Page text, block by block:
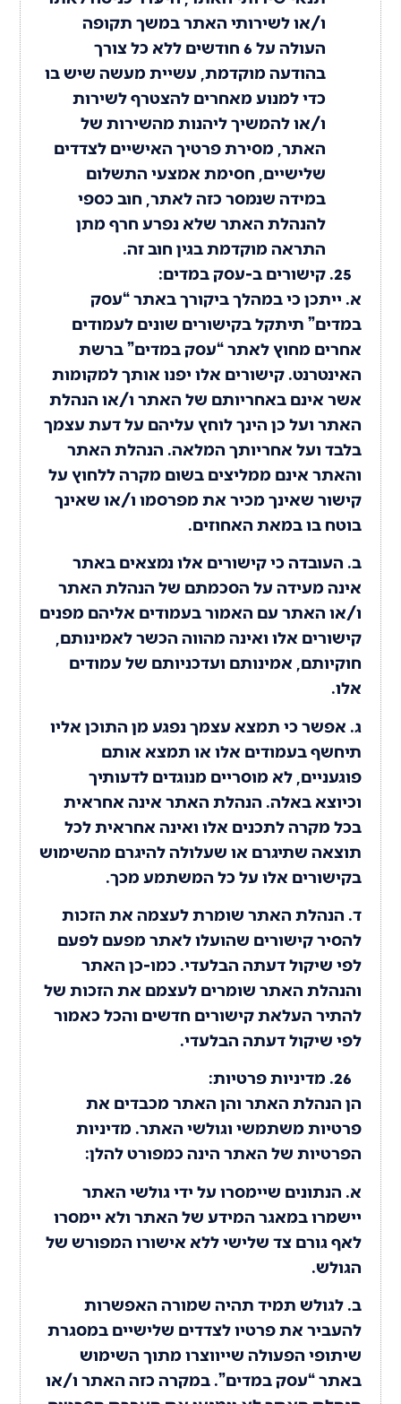
ו/או לשירותי האתר במשך תקופה
העולה על 6 חודשים ללא כל צורך
בהודעה מוקדמת, עשיית מעשה שיש בו
כדי למנוע מאחרים להצטרף לשירות
ו/או להמשיך ליהנות מהשירות של
האתר, מסירת פרטיך האישיים לצדדים
שלישיים, חסימת אמצעי התשלום
במידה שנמסר כזה לאתר, חוב כספי
להנהלת האתר שלא נפרע חרף מתן
התראה מוקדמת בגין חוב זה.
קישורים ב-עסק במדים:
א. ייתכן כי במהלך ביקורך באתר “עסק
במדים” תיתקל בקישורים שונים לעמודים
אחרים מחוץ לאתר “עסק במדים” ברשת
האינטרנט. קישורים אלו יפנו אותך למקומות
אשר אינם באחריותם של האתר ו/או הנהלת
האתר ועל כן הינך לוחץ עליהם על דעת עצמך
בלבד ועל אחריותך המלאה. הנהלת האתר
והאתר אינם ממליצים בשום מקרה ללחוץ על
קישור שאינך מכיר את מפרסמו ו/או שאינך
בוטח בו במאת האחוזים.
ב. העובדה כי קישורים אלו נמצאים באתר
אינה מעידה על הסכמתם של הנהלת האתר
ו/או האתר עם האמור בעמודים אליהם מפנים
קישורים אלו ואינה מהווה הכשר לאמינותם,
חוקיותם, אמינותם ועדכניותם של עמודים
אלו.
ג. אפשר כי תמצא עצמך נפגע מן התוכן אליו
תיחשף בעמודים אלו או תמצא אותם
פוגעניים, לא מוסריים מנוגדים לדעותיך
וכיוצא באלה. הנהלת האתר אינה אחראית
בכל מקרה לתכנים אלו ואינה אחראית לכל
תוצאה שתיגרם או שעלולה להיגרם מהשימוש
בקישורים אלו על כל המשתמע מכך.
ד. הנהלת האתר שומרת לעצמה את הזכות
להסיר קישורים שהועלו לאתר מפעם לפעם
לפי שיקול דעתה הבלעדי. כמו-כן האתר
והנהלת האתר שומרים לעצמם את הזכות של
להתיר העלאת קישורים חדשים והכל כאמור
לפי שיקול דעתה הבלעדי.
מדיניות פרטיות:
הן הנהלת האתר והן האתר מכבדים את
פרטיות משתמשי וגולשי האתר. מדיניות
הפרטיות של האתר הינה כמפורט להלן:
א. הנתונים שיימסרו על ידי גולשי האתר
יישמרו במאגר המידע של האתר ולא יימסרו
לאף גורם צד שלישי ללא אישורו המפורש של
הגולש.
ב. לגולש תמיד תהיה שמורה האפשרות
להעביר את פרטיו לצדדים שלישיים במסגרת
שיתופי הפעולה שייווצרו מתוך השימוש
באתר “עסק במדים”. במקרה כזה האתר ו/או